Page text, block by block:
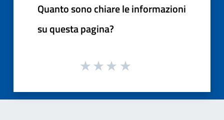
Quanto sono chiare le informazioni
su questa pagina?